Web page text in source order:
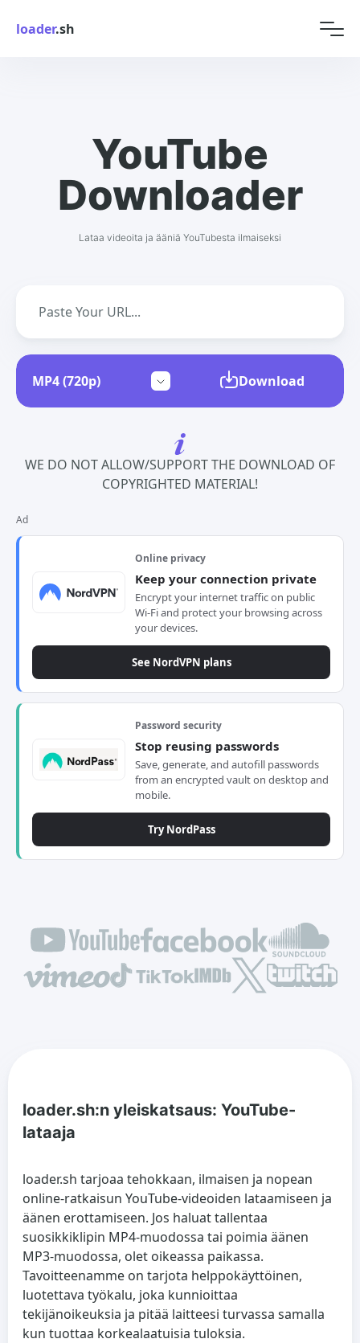
loader.sh
YouTube
Downloader
Lataa videoita ja ääniä YouTubesta ilmaiseksi
Download
WE DO NOT ALLOW/SUPPORT THE DOWNLOAD OF
COPYRIGHTED MATERIAL!
Ad
Online privacy
Keep your connection private
Encrypt your internet traffic on public
Wi-Fi and protect your browsing across
your devices.
See NordVPN plans
Password security
Stop reusing passwords
Save, generate, and autofill passwords
from an encrypted vault on desktop and
mobile.
Try NordPass
loader.sh:n yleiskatsaus: YouTube-
lataaja
loader.sh tarjoaa tehokkaan, ilmaisen ja nopean
online-ratkaisun YouTube-videoiden lataamiseen ja
äänen erottamiseen. Jos haluat tallentaa
suosikkiklipin MP4-muodossa tai poimia äänen
MP3-muodossa, olet oikeassa paikassa.
Tavoitteenamme on tarjota helppokäyttöinen,
luotettava työkalu, joka kunnioittaa
tekijänoikeuksia ja pitää laitteesi turvassa samalla
kun tuottaa korkealaatuisia tuloksia.